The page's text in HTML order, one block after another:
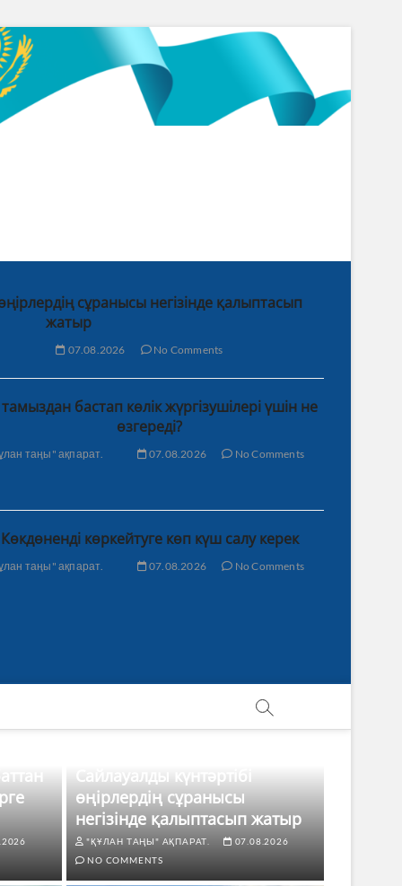
сұранысы негізінде қалыптасып
жатыр
07.08.2026 No Comments
бастап көлік жүргізушілері үшін не
өзгереді?
таңы" ақпарат. 07.08.2026 No Comments
Көкдөненді көркейтуге көп күш салу керек
таңы" ақпарат. 07.08.2026 No Comments
Сайлауалды күнтәртібі
өңірлердің сұранысы
негізінде қалыптасып жатыр
"ҚҰЛАН ТАҢЫ" АҚПАРАТ.
07.08.2026
NO COMMENTS